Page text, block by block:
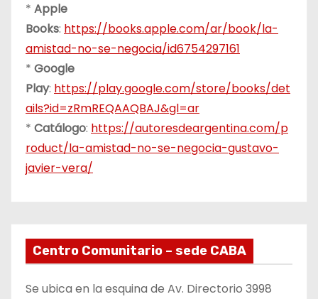
* Apple
Books: https://books.apple.com/ar/book/la-
amistad-no-se-negocia/id6754297161
* Google
Play: https://play.google.com/store/books/det
ails?id=zRmREQAAQBAJ&gl=ar
* Catálogo: https://autoresdeargentina.com/p
roduct/la-amistad-no-se-negocia-gustavo-
javier-vera/
Centro Comunitario – sede CABA
Se ubica en la esquina de Av. Directorio 3998